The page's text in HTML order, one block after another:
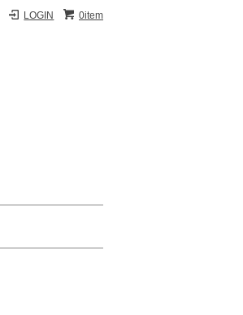
0item
LOGIN